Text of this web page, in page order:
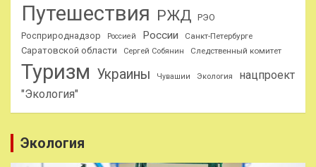
Путешествия РЖД РЭО
Росприроднадзор
Россией России Санкт-Петербурге
Саратовской области Сергей Собянин Следственный комитет
Туризм Украины Чувашии Экология
нацпроект
"Экология"
Экология